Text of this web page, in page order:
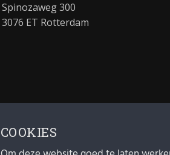
Spinozaweg 300
3076 ET Rotterdam
COOKIES